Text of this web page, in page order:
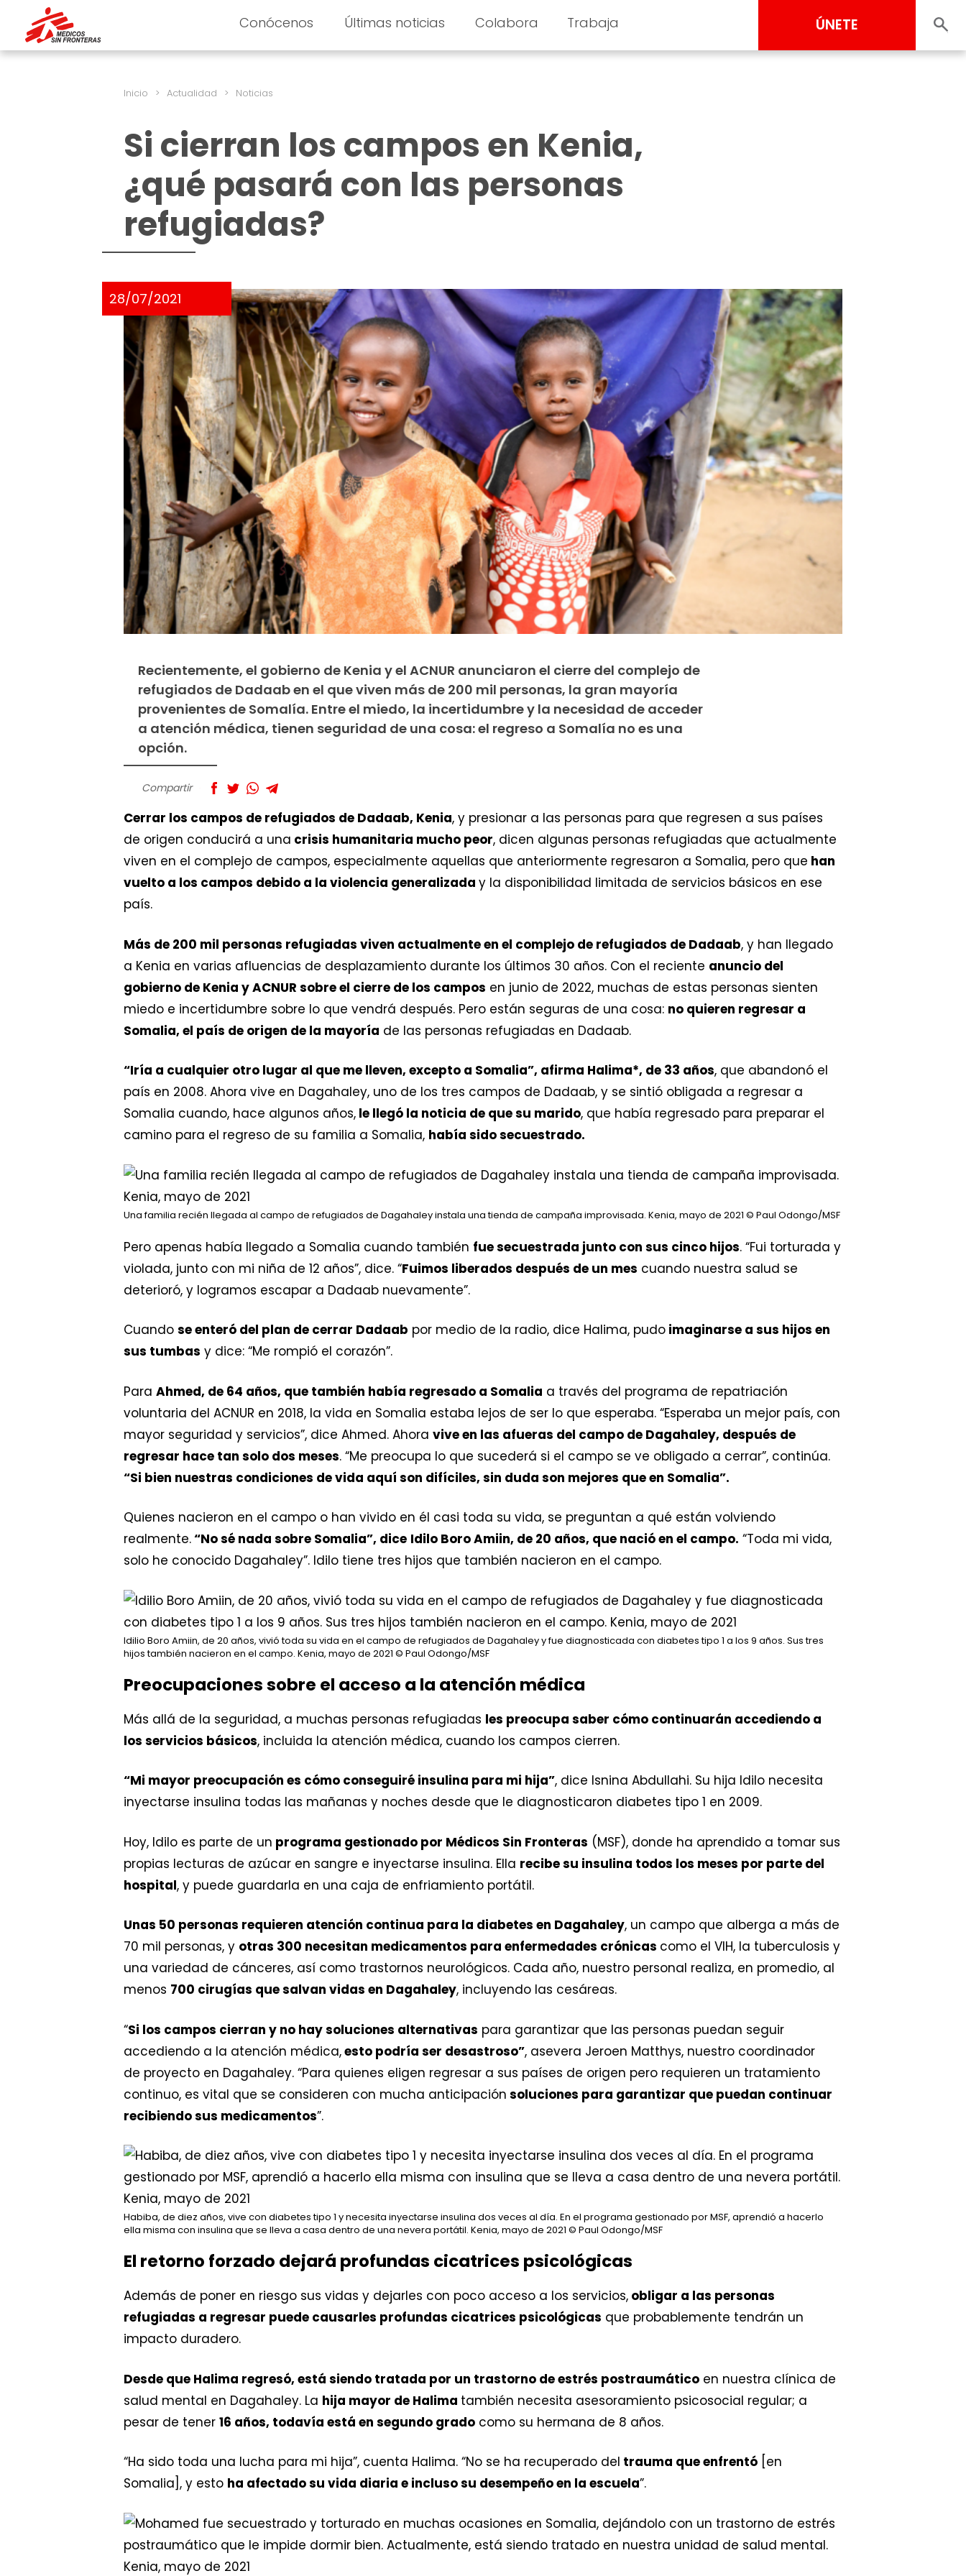
Conócenos Últimas noticias Colabora Trabaja ÚNETE
Inicio > Actualidad > Noticias
Si cierran los campos en Kenia,
¿qué pasará con las personas
refugiadas?
28/07/2021
Recientemente, el gobierno de Kenia y el ACNUR anunciaron el cierre del complejo de
refugiados de Dadaab en el que viven más de 200 mil personas, la gran mayoría
provenientes de Somalía. Entre el miedo, la incertidumbre y la necesidad de acceder
a atención médica, tienen seguridad de una cosa: el regreso a Somalía no es una
opción.
Compartir
Cerrar los campos de refugiados de Dadaab, Kenia, y presionar a las personas para que regresen a sus países
de origen conducirá a una crisis humanitaria mucho peor, dicen algunas personas refugiadas que actualmente
viven en el complejo de campos, especialmente aquellas que anteriormente regresaron a Somalia, pero que han
vuelto a los campos debido a la violencia generalizada y la disponibilidad limitada de servicios básicos en ese
país.
Más de 200 mil personas refugiadas viven actualmente en el complejo de refugiados de Dadaab, y han llegado
a Kenia en varias afluencias de desplazamiento durante los últimos 30 años. Con el reciente anuncio del
gobierno de Kenia y ACNUR sobre el cierre de los campos en junio de 2022, muchas de estas personas sienten
miedo e incertidumbre sobre lo que vendrá después. Pero están seguras de una cosa: no quieren regresar a
Somalia, el país de origen de la mayoría de las personas refugiadas en Dadaab.
“Iría a cualquier otro lugar al que me lleven, excepto a Somalia”, afirma Halima*, de 33 años, que abandonó el
país en 2008. Ahora vive en Dagahaley, uno de los tres campos de Dadaab, y se sintió obligada a regresar a
Somalia cuando, hace algunos años, le llegó la noticia de que su marido, que había regresado para preparar el
camino para el regreso de su familia a Somalia, había sido secuestrado.
Una familia recién llegada al campo de refugiados de Dagahaley instala una tienda de campaña improvisada. Kenia, mayo de 2021 © Paul Odongo/MSF
Pero apenas había llegado a Somalia cuando también fue secuestrada junto con sus cinco hijos. “Fui torturada y
violada, junto con mi niña de 12 años”, dice. “Fuimos liberados después de un mes cuando nuestra salud se
deterioró, y logramos escapar a Dadaab nuevamente”.
Cuando se enteró del plan de cerrar Dadaab por medio de la radio, dice Halima, pudo imaginarse a sus hijos en
sus tumbas y dice: “Me rompió el corazón”.
Para Ahmed, de 64 años, que también había regresado a Somalia a través del programa de repatriación
voluntaria del ACNUR en 2018, la vida en Somalia estaba lejos de ser lo que esperaba. “Esperaba un mejor país, con
mayor seguridad y servicios”, dice Ahmed. Ahora vive en las afueras del campo de Dagahaley, después de
regresar hace tan solo dos meses. “Me preocupa lo que sucederá si el campo se ve obligado a cerrar”, continúa.
“Si bien nuestras condiciones de vida aquí son difíciles, sin duda son mejores que en Somalia”.
Quienes nacieron en el campo o han vivido en él casi toda su vida, se preguntan a qué están volviendo
realmente.“No sé nada sobre Somalia”, dice Idilo Boro Amiin, de 20 años, que nació en el campo. “Toda mi vida,
solo he conocido Dagahaley”. Idilo tiene tres hijos que también nacieron en el campo.
Idilio Boro Amiin, de 20 años, vivió toda su vida en el campo de refugiados de Dagahaley y fue diagnosticada con diabetes tipo 1 a los 9 años. Sus tres
hijos también nacieron en el campo. Kenia, mayo de 2021 © Paul Odongo/MSF
Preocupaciones sobre el acceso a la atención médica
Más allá de la seguridad, a muchas personas refugiadas les preocupa saber cómo continuarán accediendo a
los servicios básicos, incluida la atención médica, cuando los campos cierren.
“Mi mayor preocupación es cómo conseguiré insulina para mi hija”, dice Isnina Abdullahi. Su hija Idilo necesita
inyectarse insulina todas las mañanas y noches desde que le diagnosticaron diabetes tipo 1 en 2009.
Hoy, Idilo es parte de un programa gestionado por Médicos Sin Fronteras (MSF), donde ha aprendido a tomar sus
propias lecturas de azúcar en sangre e inyectarse insulina. Ella recibe su insulina todos los meses por parte del
hospital, y puede guardarla en una caja de enfriamiento portátil.
Unas 50 personas requieren atención continua para la diabetes en Dagahaley, un campo que alberga a más de
70 mil personas, y otras 300 necesitan medicamentos para enfermedades crónicas como el VIH, la tuberculosis y
una variedad de cánceres, así como trastornos neurológicos. Cada año, nuestro personal realiza, en promedio, al
menos 700 cirugías que salvan vidas en Dagahaley, incluyendo las cesáreas.
“Si los campos cierran y no hay soluciones alternativas para garantizar que las personas puedan seguir
accediendo a la atención médica,esto podría ser desastroso”, asevera Jeroen Matthys, nuestro coordinador
de proyecto en Dagahaley. “Para quienes eligen regresar a sus países de origen pero requieren un tratamiento
continuo, es vital que se consideren con mucha anticipación soluciones para garantizar que puedan continuar
recibiendo sus medicamentos”.
Habiba, de diez años, vive con diabetes tipo 1 y necesita inyectarse insulina dos veces al día. En el programa gestionado por MSF, aprendió a hacerlo
ella misma con insulina que se lleva a casa dentro de una nevera portátil. Kenia, mayo de 2021 © Paul Odongo/MSF
El retorno forzado dejará profundas cicatrices psicológicas
Además de poner en riesgo sus vidas y dejarles con poco acceso a los servicios, obligar a las personas
refugiadas a regresar puede causarles profundas cicatrices psicológicas que probablemente tendrán un
impacto duradero.
Desde que Halima regresó, está siendo tratada por un trastorno de estrés postraumático en nuestra clínica de
salud mental en Dagahaley. La hija mayor de Halima también necesita asesoramiento psicosocial regular; a
pesar de tener 16 años, todavía está en segundo grado como su hermana de 8 años.
“Ha sido toda una lucha para mi hija”, cuenta Halima. “No se ha recuperado del trauma que enfrentó [en
Somalia], y esto ha afectado su vida diaria e incluso su desempeño en la escuela”.